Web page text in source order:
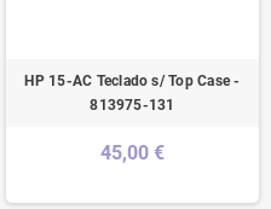
HP 15-AC Teclado s/ Top Case -
813975-131
45,00 €